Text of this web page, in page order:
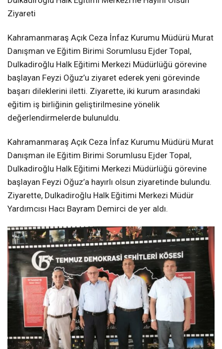
Ziyareti
Kahramanmaraş Açık Ceza İnfaz Kurumu Müdürü Murat
Danışman ve Eğitim Birimi Sorumlusu Ejder Topal,
Dulkadiroğlu Halk Eğitimi Merkezi Müdürlüğü görevine
başlayan Feyzi Oğuz’u ziyaret ederek yeni görevinde
başarı dileklerini iletti. Ziyarette, iki kurum arasındaki
eğitim iş birliğinin geliştirilmesine yönelik
değerlendirmelerde bulunuldu.
Kahramanmaraş Açık Ceza İnfaz Kurumu Müdürü Murat
Danışman ile Eğitim Birimi Sorumlusu Ejder Topal,
Dulkadiroğlu Halk Eğitimi Merkezi Müdürlüğü görevine
başlayan Feyzi Oğuz’a hayırlı olsun ziyaretinde bulundu.
Ziyarette, Dulkadiroğlu Halk Eğitimi Merkezi Müdür
Yardımcısı Hacı Bayram Demirci de yer aldı.